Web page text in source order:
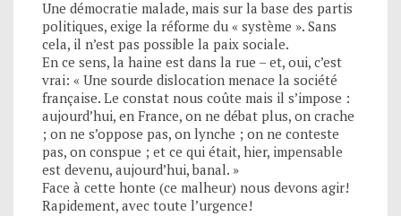
Une démocratie malade, mais sur la base des partis
politiques, exige la réforme du « système ». Sans
cela, il n’est pas possible la paix sociale.
En ce sens, la haine est dans la rue – et, oui, c’est
vrai: « Une sourde dislocation menace la société
française. Le constat nous coûte mais il s’impose :
aujourd’hui, en France, on ne débat plus, on crache
; on ne s’oppose pas, on lynche ; on ne conteste
pas, on conspue ; et ce qui était, hier, impensable
est devenu, aujourd’hui, banal. »
Face à cette honte (ce malheur) nous devons agir!
Rapidement, avec toute l’urgence!